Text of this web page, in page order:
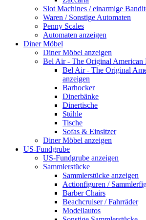
Slot Machines / einarmige
Waren / Sonstige Automaten
Penny Scales
Automaten anzeigen
Diner Möbel
Diner Möbel anzeigen
Bel Air - The Original American
Bel Air - The Original
anzeigen
Barhocker
Dinerbänke
Dinertische
Stühle
Tische
Sofas & Einsitzer
Diner Möbel anzeigen
US-Fundgrube
US-Fundgrube anzeigen
Sammlerstücke
Sammlerstücke anzeigen
Actionfiguren /
Barber Chairs
Beachcruiser / Fahrräder
Modellautos